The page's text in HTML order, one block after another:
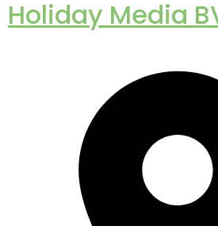
Holiday Media